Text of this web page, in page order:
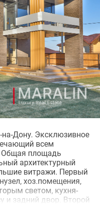
Дону. Эксклюзивное
всем
Общая площадь
архитектурный
витражи. Первый
хоз.помещения,
светом, кухня-
и задний двор. Второй